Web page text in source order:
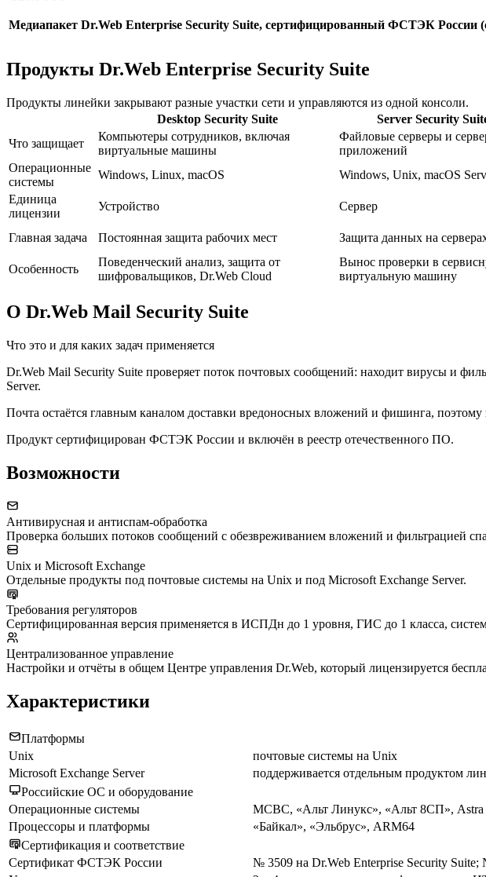
Медиапакет Dr.Web Enterprise Security Suite, сертифицированный ФСТЭК России
Продукты Dr.Web Enterprise Security Suite
Продукты линейки закрывают разные участки сети и управляются из одной консоли.
Desktop Security Suite
Server Security
Что защищает
Компьютеры сотрудников, включая
виртуальные машины
Файловые серверы и
приложений
Операционные
системы
Windows, Linux, macOS Windows, Unix, macOS
Единица
лицензии
Устройство Сервер
Главная задача Постоянная защита рабочих мест Защита данных на
Особенность
Поведенческий анализ, защита от
шифровальщиков, Dr.Web Cloud
Вынос проверки в
виртуальную машину
О Dr.Web Mail Security Suite
Что это и для каких задач применяется
Dr.Web Mail Security Suite проверяет поток почтовых сообщений: находит вирусы и
Server.
Почта остаётся главным каналом доставки вредоносных вложений и фишинга, поэтому
Продукт сертифицирован ФСТЭК России и включён в реестр отечественного ПО.
Возможности
Антивирусная и антиспам-обработка
Проверка больших потоков сообщений с обезвреживанием вложений и фильтрацией
Unix и Microsoft Exchange
Отдельные продукты под почтовые системы на Unix и под Microsoft Exchange Server.
Требования регуляторов
Сертифицированная версия применяется в ИСПДн до 1 уровня, ГИС до 1 класса,
Централизованное управление
Настройки и отчёты в общем Центре управления Dr.Web, который лицензируется
Характеристики
Платформы
Unix
почтовые системы на Unix
Microsoft Exchange Server
поддерживается отдельным продуктом
Российские ОС и оборудование
Операционные системы
МСВС, «Альт Линукс», «Альт 8СП»,
Процессоры и платформы
«Байкал», «Эльбрус», ARM64
Сертификация и соответствие
Сертификат ФСТЭК России
№ 3509 на Dr.Web Enterprise Security